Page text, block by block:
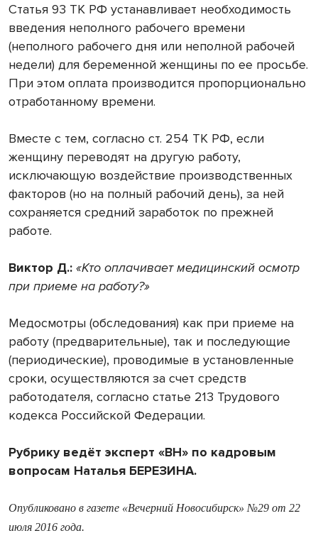
Статья 93 ТК РФ устанавливает необходимость
введения неполного рабочего времени
(неполного рабочего дня или неполной рабочей
недели) для беременной женщины по ее просьбе.
При этом оплата производится пропорционально
отработанному времени.
Вместе с тем, согласно ст. 254 ТК РФ, если
женщину переводят на другую работу,
исключающую воздействие производственных
факторов (но на полный рабочий день), за ней
сохраняется средний заработок по прежней
работе.
Виктор Д.: «Кто оплачивает медицинский осмотр
при приеме на работу?»
Медосмотры (обследования) как при приеме на
работу (предварительные), так и последующие
(периодические), проводимые в установленные
сроки, осуществляются за счет средств
работодателя, согласно статье 213 Трудового
кодекса Российской Федерации.
Рубрику ведёт эксперт «ВН» по кадровым
вопросам Наталья БЕРЕЗИНА.
Опубликовано в газете «Вечерний Новосибирск» №29 от 22
июля 2016 года.